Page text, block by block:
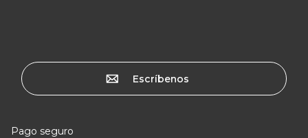
Escríbenos
Pago seguro